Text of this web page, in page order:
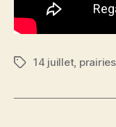
Étiquettes
14 juillet, prairies